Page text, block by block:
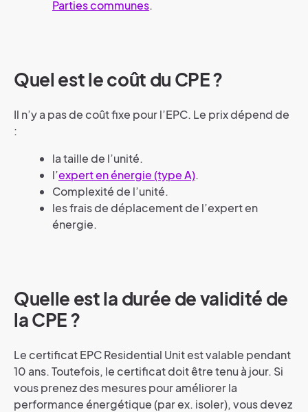
Parties communes.
Quel est le coût du CPE ?
Il n’y a pas de coût fixe pour l’EPC. Le prix dépend de
:
la taille de l’unité.
l’expert en énergie (type A).
Complexité de l’unité.
les frais de déplacement de l’expert en
énergie.
Quelle est la durée de validité de
la CPE ?
Le certificat EPC Residential Unit est valable pendant
10 ans. Toutefois, le certificat doit être tenu à jour. Si
vous prenez des mesures pour améliorer la
performance énergétique (par ex. isoler), vous devez